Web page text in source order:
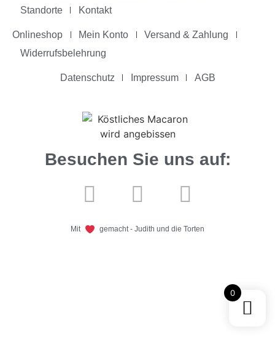
Standorte
Kontakt
Onlineshop Mein Konto
Versand & Zahlung
Widerrufsbelehrung
Datenschutz Impressum AGB
Besuchen Sie uns auf:
Mit gemacht - Judith und die Torten
0